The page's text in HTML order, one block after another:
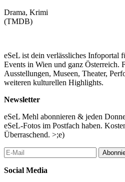
Drama, Krimi
(TMDB)
eSeL ist dein verlässliches Infoportal
Events in Wien und ganz Österreich.
Ausstellungen, Museen, Theater,
weiteren kulturellen Highlights.
Newsletter
eSeL Mehl abonnieren & jeden
eSeL-Fotos im Postfach haben.
Überraschend. >;e)
Social Media